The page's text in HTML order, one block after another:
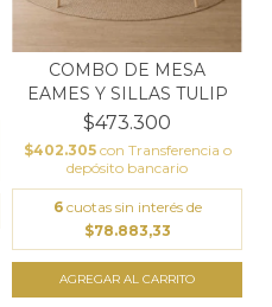
COMBO DE MESA
EAMES Y SILLAS TULIP
$473.300
$402.305 con Transferencia o
depósito bancario
6 cuotas sin interés de
$78.883,33